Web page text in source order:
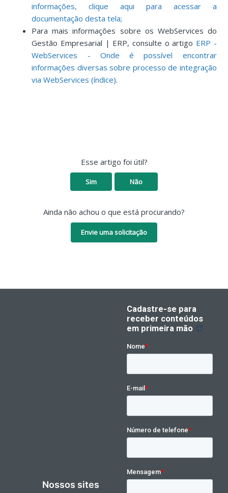
informações, clique aqui para acessar a
documentação desta tela;
Para mais informações sobre os WebServices do
Gestão Empresarial | ERP, consulte o artigo ERP -
WebServices - Onde é possível encontrar
informações diversas sobre processo de integração
via WebServices (índice).
Esse artigo foi útil?
Sim Não
Ainda não achou o que está procurando?
Envie uma solicitação
Nossos sites